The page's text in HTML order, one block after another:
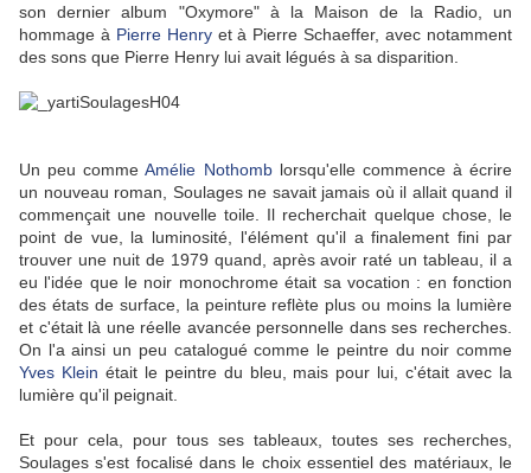
son dernier album "Oxymore" à la Maison de la Radio, un
hommage à Pierre Henryet à Pierre Schaeffer, avec notamment
des sons que Pierre Henry lui avait légués à sa disparition.
Un peu commeAmélie Nothomblorsqu'elle commence à écrire
un nouveau roman, Soulages ne savait jamais où il allait quand il
commençait une nouvelle toile. Il recherchait quelque chose, le
point de vue, la luminosité, l'élément qu'il a finalement fini par
trouver une nuit de 1979 quand, après avoir raté un tableau, il a
eu l'idée que le noir monochrome était sa vocation : en fonction
des états de surface, la peinture reflète plus ou moins la lumière
et c'était là une réelle avancée personnelle dans ses recherches.
On l'a ainsi un peu catalogué comme le peintre du noir comme
Yves Klein était le peintre du bleu, mais pour lui, c'était avec la
lumière qu'il peignait.
Et pour cela, pour tous ses tableaux, toutes ses recherches,
Soulages s'est focalisé dans le choix essentiel des matériaux, le